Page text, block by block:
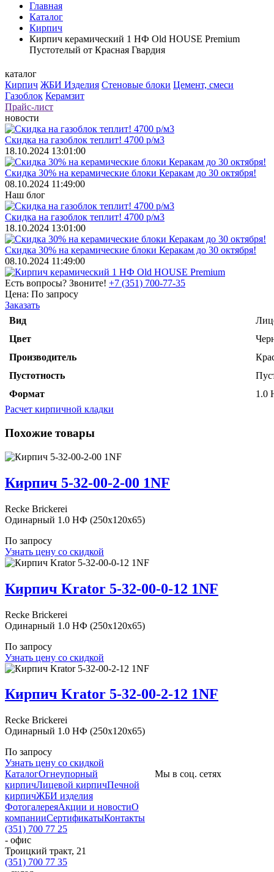
Главная
Каталог
Кирпич
Кирпич керамический 1 НФ Old HOUSE Premium
Пустотелый от Красная Гвардия
каталог
Кирпич ЖБИ Изделия Стеновые блоки Цемент, смеси
Газоблок Керамзит
Прайс-лист
новости
Скидка на газоблок теплит! 4700 р/м3
18.10.2024 13:01:00
Скидка 30% на керамические блоки Керакам до 30 октября!
08.10.2024 11:49:00
Наш блог
Скидка на газоблок теплит! 4700 р/м3
18.10.2024 13:01:00
Скидка 30% на керамические блоки Керакам до 30 октября!
08.10.2024 11:49:00
Есть вопросы? Звоните! +7 (351) 700-77-35
Цена: По запросу
Заказать
Вид
Цвет
Производитель
Пустотность
Формат
1.0
Расчет кирпичной кладки
Похожие товары
Кирпич 5-32-00-2-00 1NF
Recke Brickerei
Одинарный 1.0 НФ (250x120x65)
По запросу
Узнать цену со скидкой
Кирпич Krator 5-32-00-0-12 1NF
Recke Brickerei
Одинарный 1.0 НФ (250x120x65)
По запросу
Узнать цену со скидкой
Кирпич Krator 5-32-00-2-12 1NF
Recke Brickerei
Одинарный 1.0 НФ (250x120x65)
По запросу
Узнать цену со скидкой
КаталогОгнеупорный
кирпичЛицевой кирпичПечной
кирпичЖБИ изделия
ФотогалереяАкции и новостиО
компанииСертификатыКонтакты
Мы в соц. сетях
(351) 700 77 25
- офис
Троицкий тракт, 21
(351) 700 77 35